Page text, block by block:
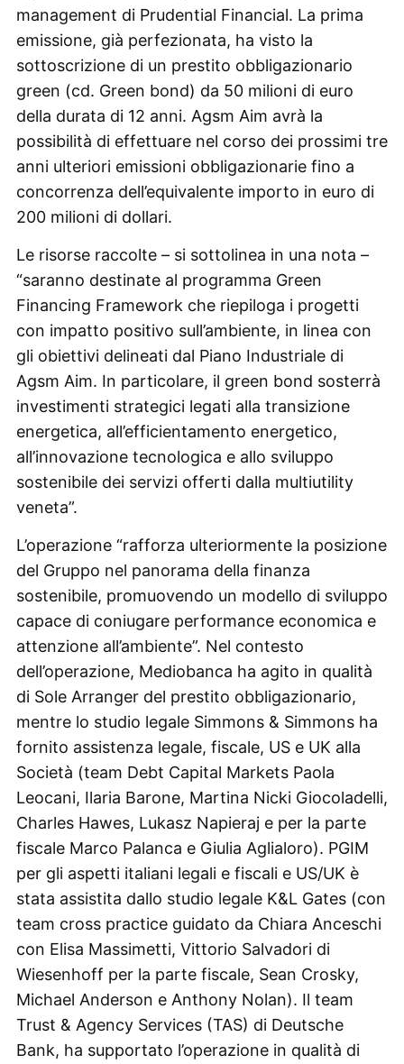
management di Prudential Financial. La prima
emissione, già perfezionata, ha visto la
sottoscrizione di un prestito obbligazionario
green (cd. Green bond) da 50 milioni di euro
della durata di 12 anni. Agsm Aim avrà la
possibilità di effettuare nel corso dei prossimi tre
anni ulteriori emissioni obbligazionarie fino a
concorrenza dell’equivalente importo in euro di
200 milioni di dollari.
Le risorse raccolte – si sottolinea in una nota –
“saranno destinate al programma Green
Financing Framework che riepiloga i progetti
con impatto positivo sull’ambiente, in linea con
gli obiettivi delineati dal Piano Industriale di
Agsm Aim. In particolare, il green bond sosterrà
investimenti strategici legati alla transizione
energetica, all’efficientamento energetico,
all’innovazione tecnologica e allo sviluppo
sostenibile dei servizi offerti dalla multiutility
veneta”.
L’operazione “rafforza ulteriormente la posizione
del Gruppo nel panorama della finanza
sostenibile, promuovendo un modello di sviluppo
capace di coniugare performance economica e
attenzione all’ambiente”. Nel contesto
dell’operazione, Mediobanca ha agito in qualità
di Sole Arranger del prestito obbligazionario,
mentre lo studio legale Simmons & Simmons ha
fornito assistenza legale, fiscale, US e UK alla
Società (team Debt Capital Markets Paola
Leocani, Ilaria Barone, Martina Nicki Giocoladelli,
Charles Hawes, Lukasz Napieraj e per la parte
fiscale Marco Palanca e Giulia Aglialoro). PGIM
per gli aspetti italiani legali e fiscali e US/UK è
stata assistita dallo studio legale K&L Gates (con
team cross practice guidato da Chiara Anceschi
con Elisa Massimetti, Vittorio Salvadori di
Wiesenhoff per la parte fiscale, Sean Crosky,
Michael Anderson e Anthony Nolan). Il team
Trust & Agency Services (TAS) di Deutsche
Bank, ha supportato l’operazione in qualità di